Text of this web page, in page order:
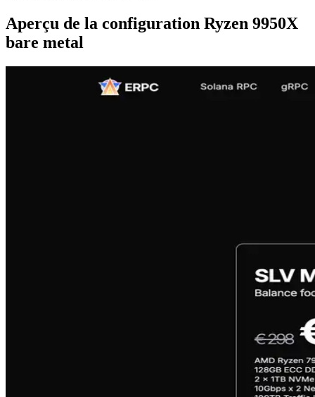
Aperçu de la configuration Ryzen 9950X
bare metal